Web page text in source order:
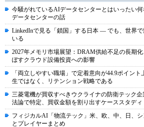
今騒がれているAIデータセンターとはいったい
データセンターの話
LinkedInで見る「鎖国」する日本 ― でも、世界
いる
2027年メモリ市場展望：DRAM供給不足の長期
ぼすクラウド設備投資への影響
「両立しやすい職場」で定着意向が44.9ポイン
生ではなく、リテンション戦略である
三菱電機が買収すべきウクライナの防衛テック
法論で特定、買収金額を割り出すケーススタディ
フィジカルAI「物流テック」米、欧、中、日、
とプレイヤーまとめ